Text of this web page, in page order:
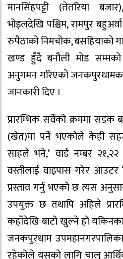
मानसिंहपट्टी (तेतरिया
भोइलदेखि पश्चिम, रामपुर
रुपैठाको निमचोक, बसहियाको
खण्ड हुँदै बनौली मोड सम्मको
अनुगमन गरिएको
जानकारी दिए ।
प्रारम्भिक सर्वेको क्रममा सडक
(खेत)मा पर्ने भएकोले केही
साहले भने,‘ वार्ड नम्बर
वस्तीलाई वाइपास गरेर आउटर
प्रस्ताव गर्नु भएको छ त्यस
उपयुक्त छ तथापि अहिले
कहाँदेखि बाटो खुल्ने हो
जनकपुरधाम